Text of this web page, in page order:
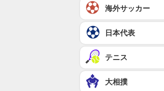
海外サッカー
日本代表
テニス
大相撲